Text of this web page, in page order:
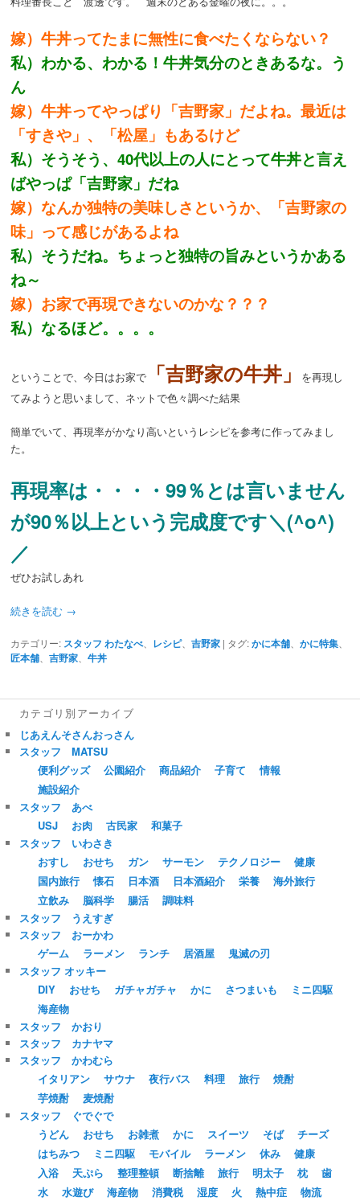
嫁）牛丼ってたまに無性に食べたくならない？
私）わかる、わかる！牛丼気分のときあるな。う
ん
嫁）牛丼ってやっぱり「吉野家」だよね。最近は
「すきや」、「松屋」もあるけど
私）そうそう、40代以上の人にとって牛丼と言え
ばやっぱ「吉野家」だね
嫁）なんか独特の美味しさというか、「吉野家の
味」って感じがあるよね
私）そうだね。ちょっと独特の旨みというかある
ね～
嫁）お家で再現できないのかな？？？
私）なるほど。。。。
ということで、今日はお家で 「吉野家の牛丼」
を再現し
てみようと思いまして、ネットで色々調べた結果
簡単でいて、再現率がかなり高いというレシピを参考に作ってみまし
た。
再現率は・・・・99％とは言いません
が90％以上という完成度です＼(^o^)
／
ぜひお試しあれ
続きを読む →
カテゴリー: スタッフ わたなべ、 レシピ、吉野家 | タグ: かに本舗 、かに特集
匠本舗 、吉野家 、牛丼
カテゴリ別アーカイブ
じあえんそさんおっさん
スタッフ MATSU
便利グッズ
公園紹介 商品紹介 子育て
情報
施設紹介
スタッフ あべ
USJ
お肉 古民家
和菓子
スタッフ いわさき
おすし
おせち ガン サーモン テクノロジー
健康
国内旅行
懐石 日本酒 日本酒紹介 栄養
海外旅行
立飲み
脳科学 腸活
調味料
スタッフ うえすぎ
スタッフ おーかわ
ゲーム
ラーメン ランチ 居酒屋
鬼滅の刃
スタッフ オッキー
DIY
おせち ガチャガチャ かに さつまいも
ミニ四駆
海産物
スタッフ かおり
スタッフ カナヤマ
スタッフ かわむら
イタリアン
サウナ 夜行バス 料理 旅行
焼酎
芋焼酎
麦焼酎
スタッフ ぐでぐで
うどん
おせち お雑煮 かに スイーツ そば
チーズ
はちみつ
ミニ四駆 モバイル ラーメン 休み
健康
入浴
天ぷら 整理整頓 断捨離 旅行 明太子 枕
歯
水
水遊び 海産物 消費税 湿度 火 熱中症 物流